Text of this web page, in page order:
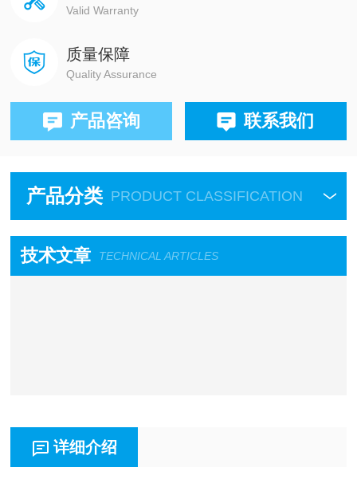
Valid Warranty
质量保障
Quality Assurance
产品咨询 联系我们
产品分类 PRODUCT CLASSIFICATION
技术文章 TECHNICAL ARTICLES
详细介绍